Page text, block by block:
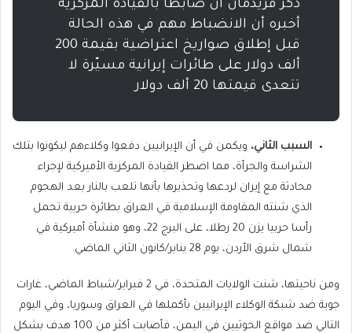
ذكر فريدمان أن ضابطا بالقيادة المركزية
أخبره أن الانضباط مهم في هذه الحالة
قبل إطلاق صواريخ اعتراضية بقيمة 200
ألف دولار على طائرات إيرانية مسيّرة لا
تتعدى قيمتها 20 ألف دولار
السبب الثاني، ويكمن في أن الإيرانيين دفعوا وكلاءهم ليكونوا بتلك
الشراسة والجرأة، مما اضطر القيادة المركزية الأميركية لإجراء
محادثة مع إيران لردعها وتحذيرها بأنها تلعب بالنار بعد الهجوم
الذي شنته المقاومة الإسلامية في العراق بطائرة حربية تحمل
رأسا حربيا يزن 20 رطلا، على البرج 22، وهو منشأة أميركية في
شمال شرق الأردن، يوم 28 يناير/كانون الثاني الماضي.
ومن ناحيتها، شنت الولايات المتحدة، في 2 فبراير/شباط الماضي، غارات
جوية ضد شبكة الوكلاء الإيرانيين بأكملها في العراق وسوريا، وفي اليوم
التالي ضد مواقع الحوثيين في اليمن، فأصابت أكثر من 100 هدف بشكل